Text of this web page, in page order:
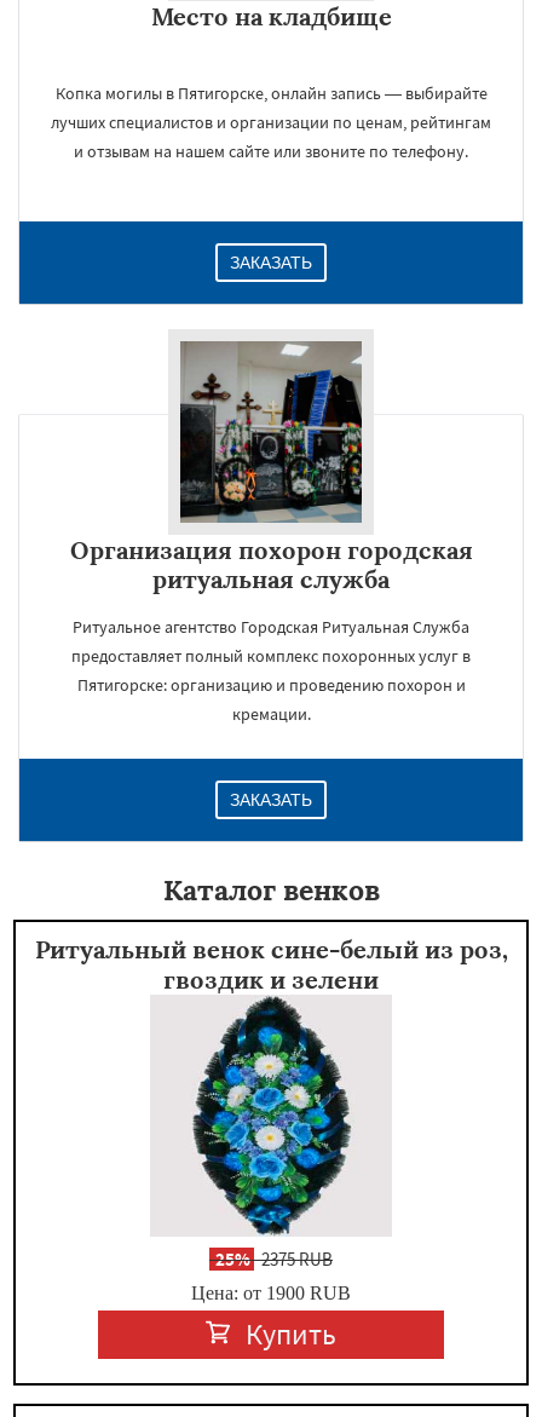
Место на кладбище
Копка могилы в Пятигорске, онлайн запись — выбирайте
лучших специалистов и организации по ценам, рейтингам
и отзывам на нашем сайте или звоните по телефону.
ЗАКАЗАТЬ
Организация похорон городская
ритуальная служба
Ритуальное агентство Городская Ритуальная Служба
предоставляет полный комплекс похоронных услуг в
Пятигорске: организацию и проведению похорон и
кремации.
ЗАКАЗАТЬ
Каталог венков
Ритуальный венок сине-белый из роз,
гвоздик и зелени
-25%2375 RUB
Цена: от 1900 RUB
Купить